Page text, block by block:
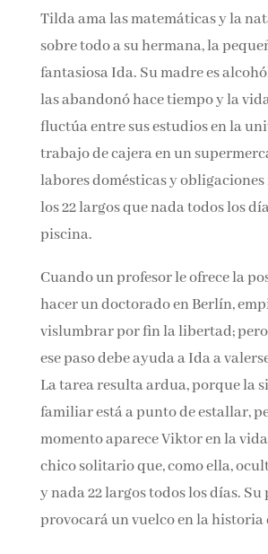
Tilda ama las matemáticas y la
sobre todo a su hermana, la
fantasiosa Ida. Su madre es
padre las abandonó hace tiempo y
Tilda fluctúa entre sus estudios en
universidad, el trabajo de cajera
supermercado, las labores
obligaciones familiares y los 22
nada todos los días en la piscina.
Cuando un profesor le ofrece la
hacer un doctorado en Berlín,
vislumbrar por fin la libertad; pero
dar ese paso debe ayuda a Ida a
misma. La tarea resulta ardua,
situación familiar está a punto de
en ese momento aparece Viktor en
Tilda, un chico solitario que, como
una herida y nada 22 largos todos
presencia provocará un vuelco en